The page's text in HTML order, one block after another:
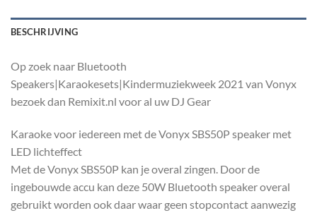
BESCHRIJVING
Op zoek naar Bluetooth
Speakers|Karaokesets|Kindermuziekweek 2021 van Vonyx
bezoek dan Remixit.nl voor al uw DJ Gear
Karaoke voor iedereen met de Vonyx SBS50P speaker met
LED lichteffect
Met de Vonyx SBS50P kan je overal zingen. Door de
ingebouwde accu kan deze 50W Bluetooth speaker overal
gebruikt worden ook daar waar geen stopcontact aanwezig